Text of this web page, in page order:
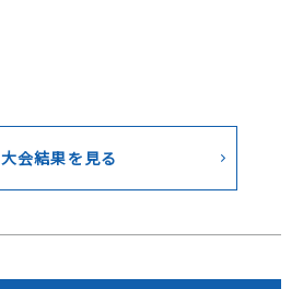
大会結果を見る